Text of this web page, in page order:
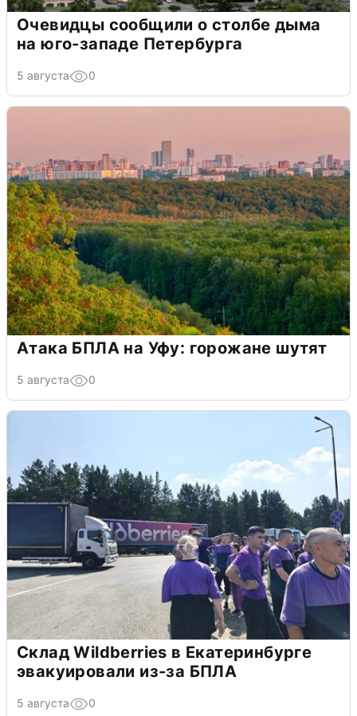
Очевидцы сообщили о столбе дыма
на юго-западе Петербурга
5 августа 0
Атака БПЛА на Уфу: горожане шутят
5 августа 0
Склад Wildberries в Екатеринбурге
эвакуировали из-за БПЛА
5 августа 0